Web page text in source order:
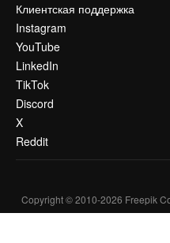
Клиентская поддержка
Instagram
YouTube
LinkedIn
TikTok
Discord
X
Reddit
Copyright © 2010-2026 Freepik